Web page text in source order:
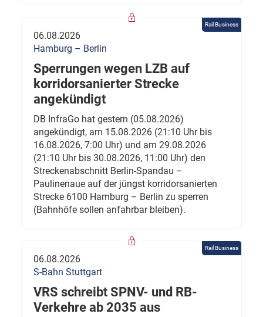
Rail Business
06.08.2026
Hamburg – Berlin
Sperrungen wegen LZB auf
korridorsanierter Strecke
angekündigt
DB InfraGo hat gestern (05.08.2026)
angekündigt, am 15.08.2026 (21:10 Uhr bis
16.08.2026, 7:00 Uhr) und am 29.08.2026
(21:10 Uhr bis 30.08.2026, 11:00 Uhr) den
Streckenabschnitt Berlin-Spandau –
Paulinenaue auf der jüngst korridorsanierten
Strecke 6100 Hamburg – Berlin zu sperren
(Bahnhöfe sollen anfahrbar bleiben).
Rail Business
06.08.2026
S-Bahn Stuttgart
VRS schreibt SPNV- und RB-
Verkehre ab 2035 aus